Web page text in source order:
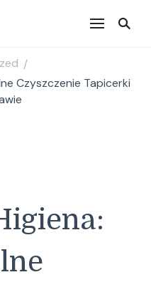
/
Czyszczenie Tapicerki